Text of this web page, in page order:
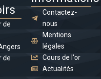
de
de
Contactez-
nous
Mentions
légales
Cours de l'or
Actualités